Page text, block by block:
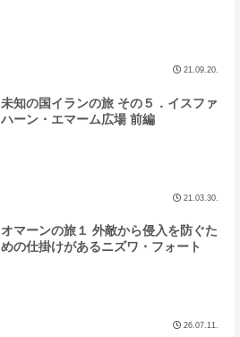
21.09.20.
未知の国イランの旅 その５．イスファ
ハーン・エマーム広場 前編
21.03.30.
オマーンの旅１ 外敵から侵入を防ぐた
めの仕掛けがあるニズワ・フォート
26.07.11.